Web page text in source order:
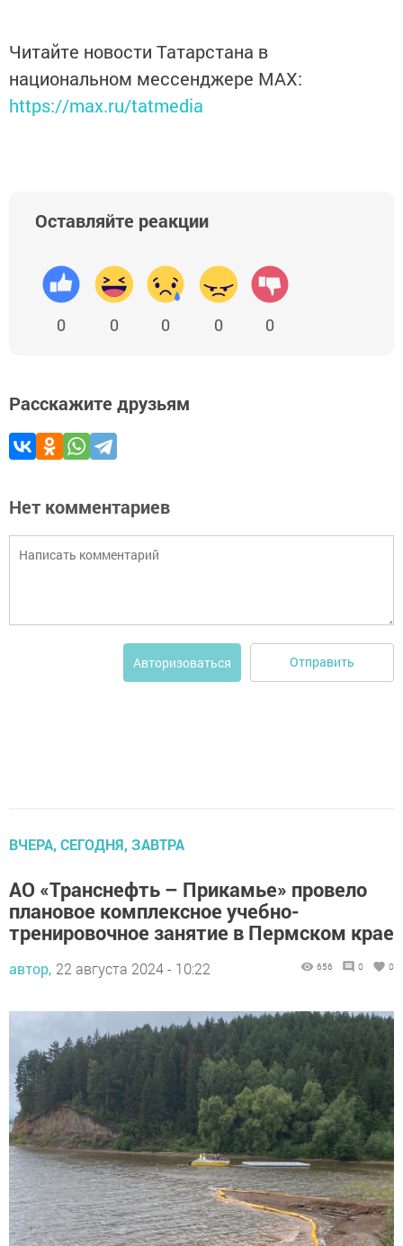
Читайте новости Татарстана в
национальном мессенджере MАХ:
https://max.ru/tatmedia
Оставляйте реакции
0 0 0 0 0
Расскажите друзьям
Нет комментариев
Авторизоваться Отправить
ВЧЕРА, СЕГОДНЯ, ЗАВТРА
АО «Транснефть – Прикамье» провело
плановое комплексное учебно-
тренировочное занятие в Пермском крае
автор, 22 августа 2024 - 10:22 656 0 0